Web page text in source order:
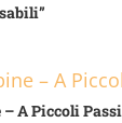
A Piccoli Passi